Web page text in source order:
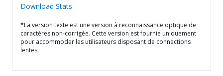
Download Stats
*La version texte est une version à reconnaissance optique de
caractères non-corrigée. Cette version est fournie uniquement
pour accommoder les utilisateurs disposant de connections
lentes.